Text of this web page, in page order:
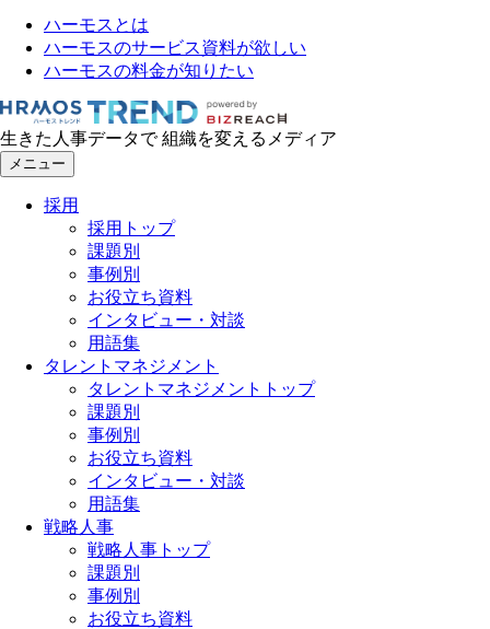
ハーモスとは
ハーモスのサービス資料が欲しい
ハーモスの料金が知りたい
生きた人事データで 組織を変えるメディア
メニュー
採用
採用トップ
課題別
事例別
お役立ち資料
インタビュー・対談
用語集
タレントマネジメント
タレントマネジメントトップ
課題別
事例別
お役立ち資料
インタビュー・対談
用語集
戦略人事
戦略人事トップ
課題別
事例別
お役立ち資料